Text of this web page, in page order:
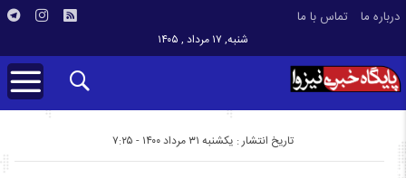
درباره ما تماس با ما
شنبه, ۱۷ مرداد , ۱۴۰۵
تاریخ انتشار : یکشنبه ۳۱ مرداد ۱۴۰۰ - ۷:۲۵